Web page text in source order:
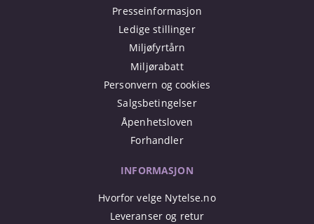
Presseinformasjon
Ledige stillinger
Miljøfyrtårn
Miljørabatt
Personvern og cookies
Salgsbetingelser
Åpenhetsloven
Forhandler
INFORMASJON
Hvorfor velge Nytelse.no
Leveranser og retur